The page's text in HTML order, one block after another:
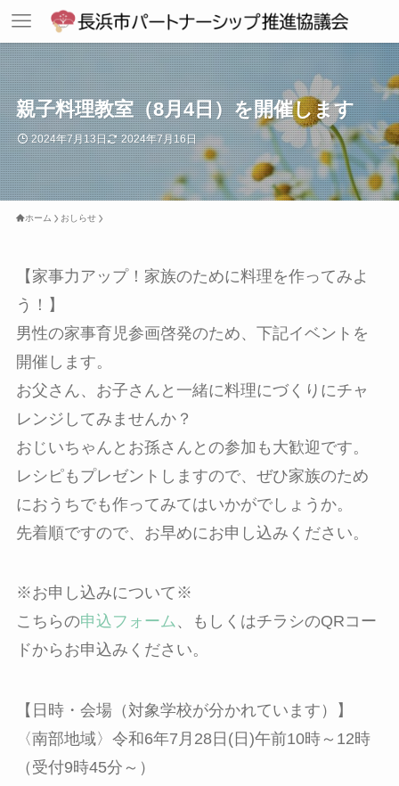
親子料理教室（8月4日）を開催します
2024年7月13日 2024年7月16日
ホーム おしらせ
【家事力アップ！家族のために料理を作ってみよ
う！】
男性の家事育児参画啓発のため、下記イベントを
開催します。
お父さん、お子さんと一緒に料理にづくりにチャ
レンジしてみませんか？
おじいちゃんとお孫さんとの参加も大歓迎です。
レシピもプレゼントしますので、ぜひ家族のため
におうちでも作ってみてはいかがでしょうか。
先着順ですので、お早めにお申し込みください。
※お申し込みについて※
こちらの申込フォーム、もしくはチラシのQRコー
ドからお申込みください。
【日時・会場（対象学校が分かれています）】
〈南部地域〉令和6年7月28日(日)午前10時～12時
（受付9時45分～）